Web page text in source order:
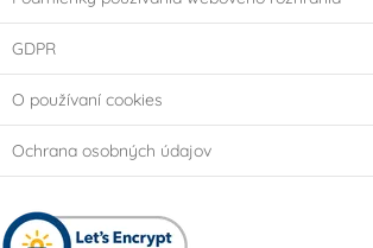
GDPR
O používaní cookies
Ochrana osobných údajov